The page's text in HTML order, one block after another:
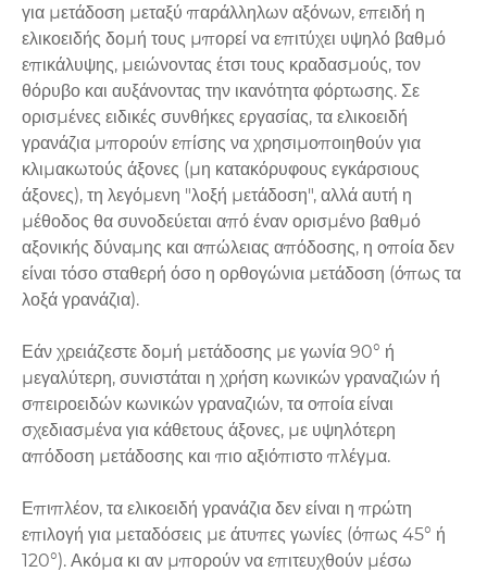
για μετάδοση μεταξύ παράλληλων αξόνων, επειδή η
ελικοειδής δομή τους μπορεί να επιτύχει υψηλό βαθμό
επικάλυψης, μειώνοντας έτσι τους κραδασμούς, τον
θόρυβο και αυξάνοντας την ικανότητα φόρτωσης. Σε
ορισμένες ειδικές συνθήκες εργασίας, τα ελικοειδή
γρανάζια μπορούν επίσης να χρησιμοποιηθούν για
κλιμακωτούς άξονες (μη κατακόρυφους εγκάρσιους
άξονες), τη λεγόμενη "λοξή μετάδοση", αλλά αυτή η
μέθοδος θα συνοδεύεται από έναν ορισμένο βαθμό
αξονικής δύναμης και απώλειας απόδοσης, η οποία δεν
είναι τόσο σταθερή όσο η ορθογώνια μετάδοση (όπως τα
λοξά γρανάζια).
Εάν χρειάζεστε δομή μετάδοσης με γωνία 90° ή
μεγαλύτερη, συνιστάται η χρήση κωνικών γραναζιών ή
σπειροειδών κωνικών γραναζιών, τα οποία είναι
σχεδιασμένα για κάθετους άξονες, με υψηλότερη
απόδοση μετάδοσης και πιο αξιόπιστο πλέγμα.
Επιπλέον, τα ελικοειδή γρανάζια δεν είναι η πρώτη
επιλογή για μεταδόσεις με άτυπες γωνίες (όπως 45° ή
120°). Ακόμα κι αν μπορούν να επιτευχθούν μέσω